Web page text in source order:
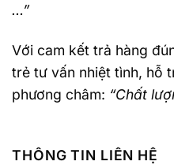
…”
Với cam kết trả hàng
trẻ tư vấn nhiệt tình, hỗ
phương châm: “Chất
THÔNG TIN LIÊN HỆ